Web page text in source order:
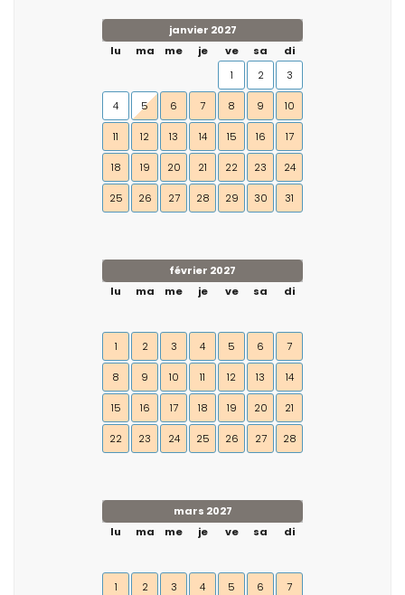
janvier 2027
lu
ma me je ve sa
di
1
2 3
4 5 6 7 8 9 10
11 12 13 14 15 16 17
18 19 20 21 22 23 24
25 26 27 28 29 30 31
février 2027
lu
ma me je ve sa di
1 2 3 4 5 6 7
8 9 10 11 12 13 14
15 16 17 18 19 20 21
22 23 24 25 26 27 28
mars 2027
lu
ma me je ve sa di
1 2 3 4 5 6 7